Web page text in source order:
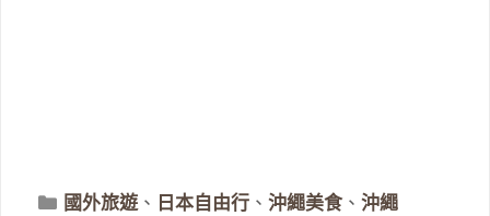
分
國外旅遊、 日本自由行 、沖繩美食、沖繩